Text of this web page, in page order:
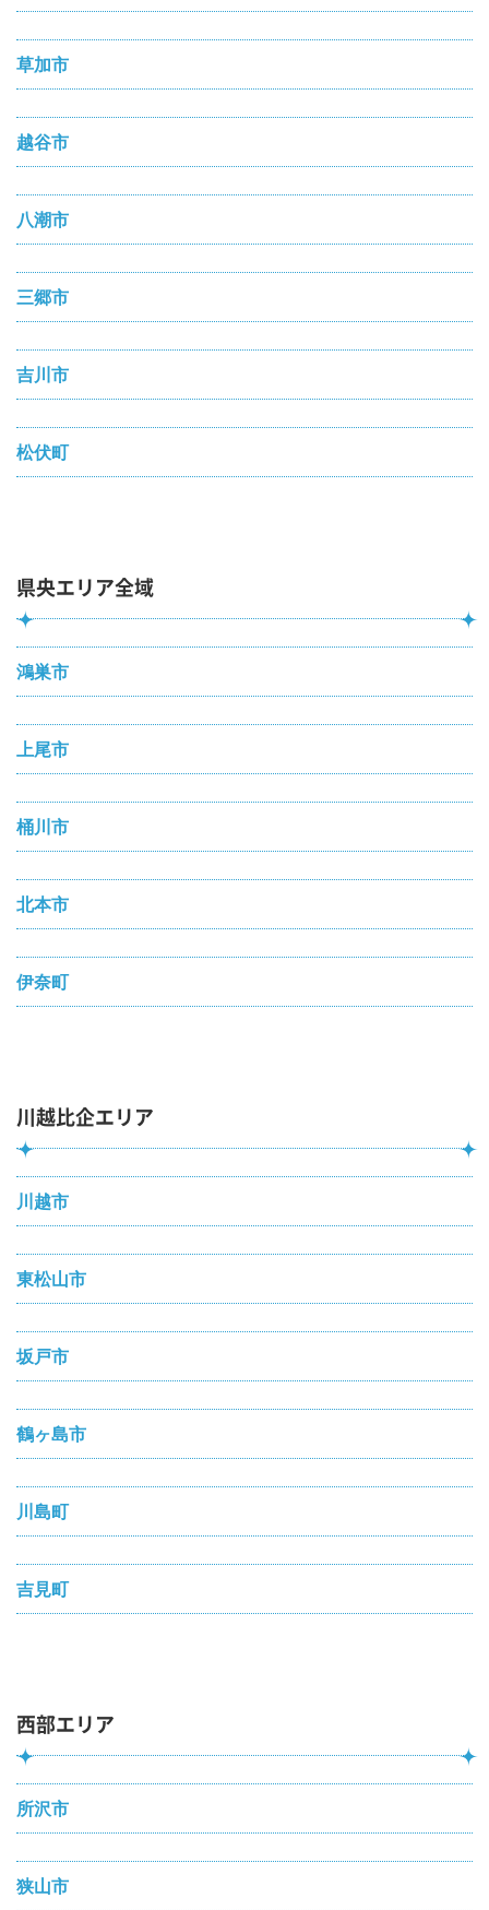
草加市
越谷市
八潮市
三郷市
吉川市
松伏町
県央エリア全域
鴻巣市
上尾市
桶川市
北本市
伊奈町
川越比企エリア
川越市
東松山市
坂戸市
鶴ヶ島市
川島町
吉見町
西部エリア
所沢市
狭山市